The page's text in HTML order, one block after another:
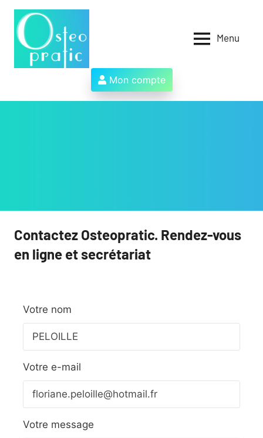
Aller
contenu
des
ostéopathes
et
Menu
Mon compte
Contactez Osteopratic. Rendez-vous
en ligne et secrétariat
Votre nom
Votre e-mail
Votre message